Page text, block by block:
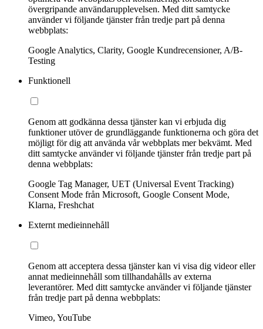
övergripande användarupplevelsen. Med ditt samtycke
använder vi följande tjänster från tredje part på denna
webbplats:
Google Analytics, Clarity, Google Kundrecensioner, A/B-
Testing
Funktionell
Genom att godkänna dessa tjänster kan vi erbjuda dig
funktioner utöver de grundläggande funktionerna och göra det
möjligt för dig att använda vår webbplats mer bekvämt. Med
ditt samtycke använder vi följande tjänster från tredje part på
denna webbplats:
Google Tag Manager, UET (Universal Event Tracking)
Consent Mode från Microsoft, Google Consent Mode,
Klarna, Freshchat
Externt medieinnehåll
Genom att acceptera dessa tjänster kan vi visa dig videor eller
annat medieinnehåll som tillhandahålls av externa
leverantörer. Med ditt samtycke använder vi följande tjänster
från tredje part på denna webbplats:
Vimeo, YouTube